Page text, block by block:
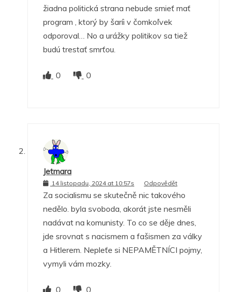
žiadna politická strana nebude smieť mať
program , ktorý by šaríi v čomkoľvek
odporoval… No a urážky politikov sa tiež
budú trestať smrťou.
0 0
Jetmara
14 listopadu, 2024 at 10:57s Odpovědět
Za socialismu se skutečně nic takového
nedělo. byla svoboda, akorát jste nesměli
nadávat na komunisty. To co se děje dnes,
jde srovnat s nacismem a fašismen za války
a Hitlerem. Nepleťe si NEPAMĚTNÍCI pojmy,
vymyli vám mozky.
0 0